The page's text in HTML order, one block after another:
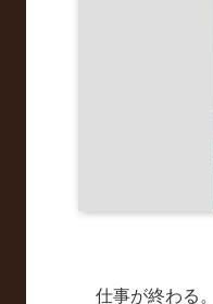
仕事が終わる。